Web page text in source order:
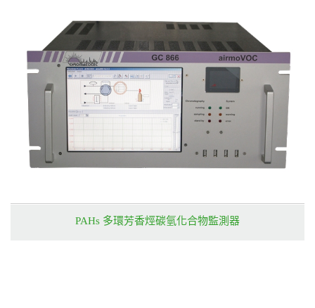
PAHs 多環芳香烴碳氫化合物監測器